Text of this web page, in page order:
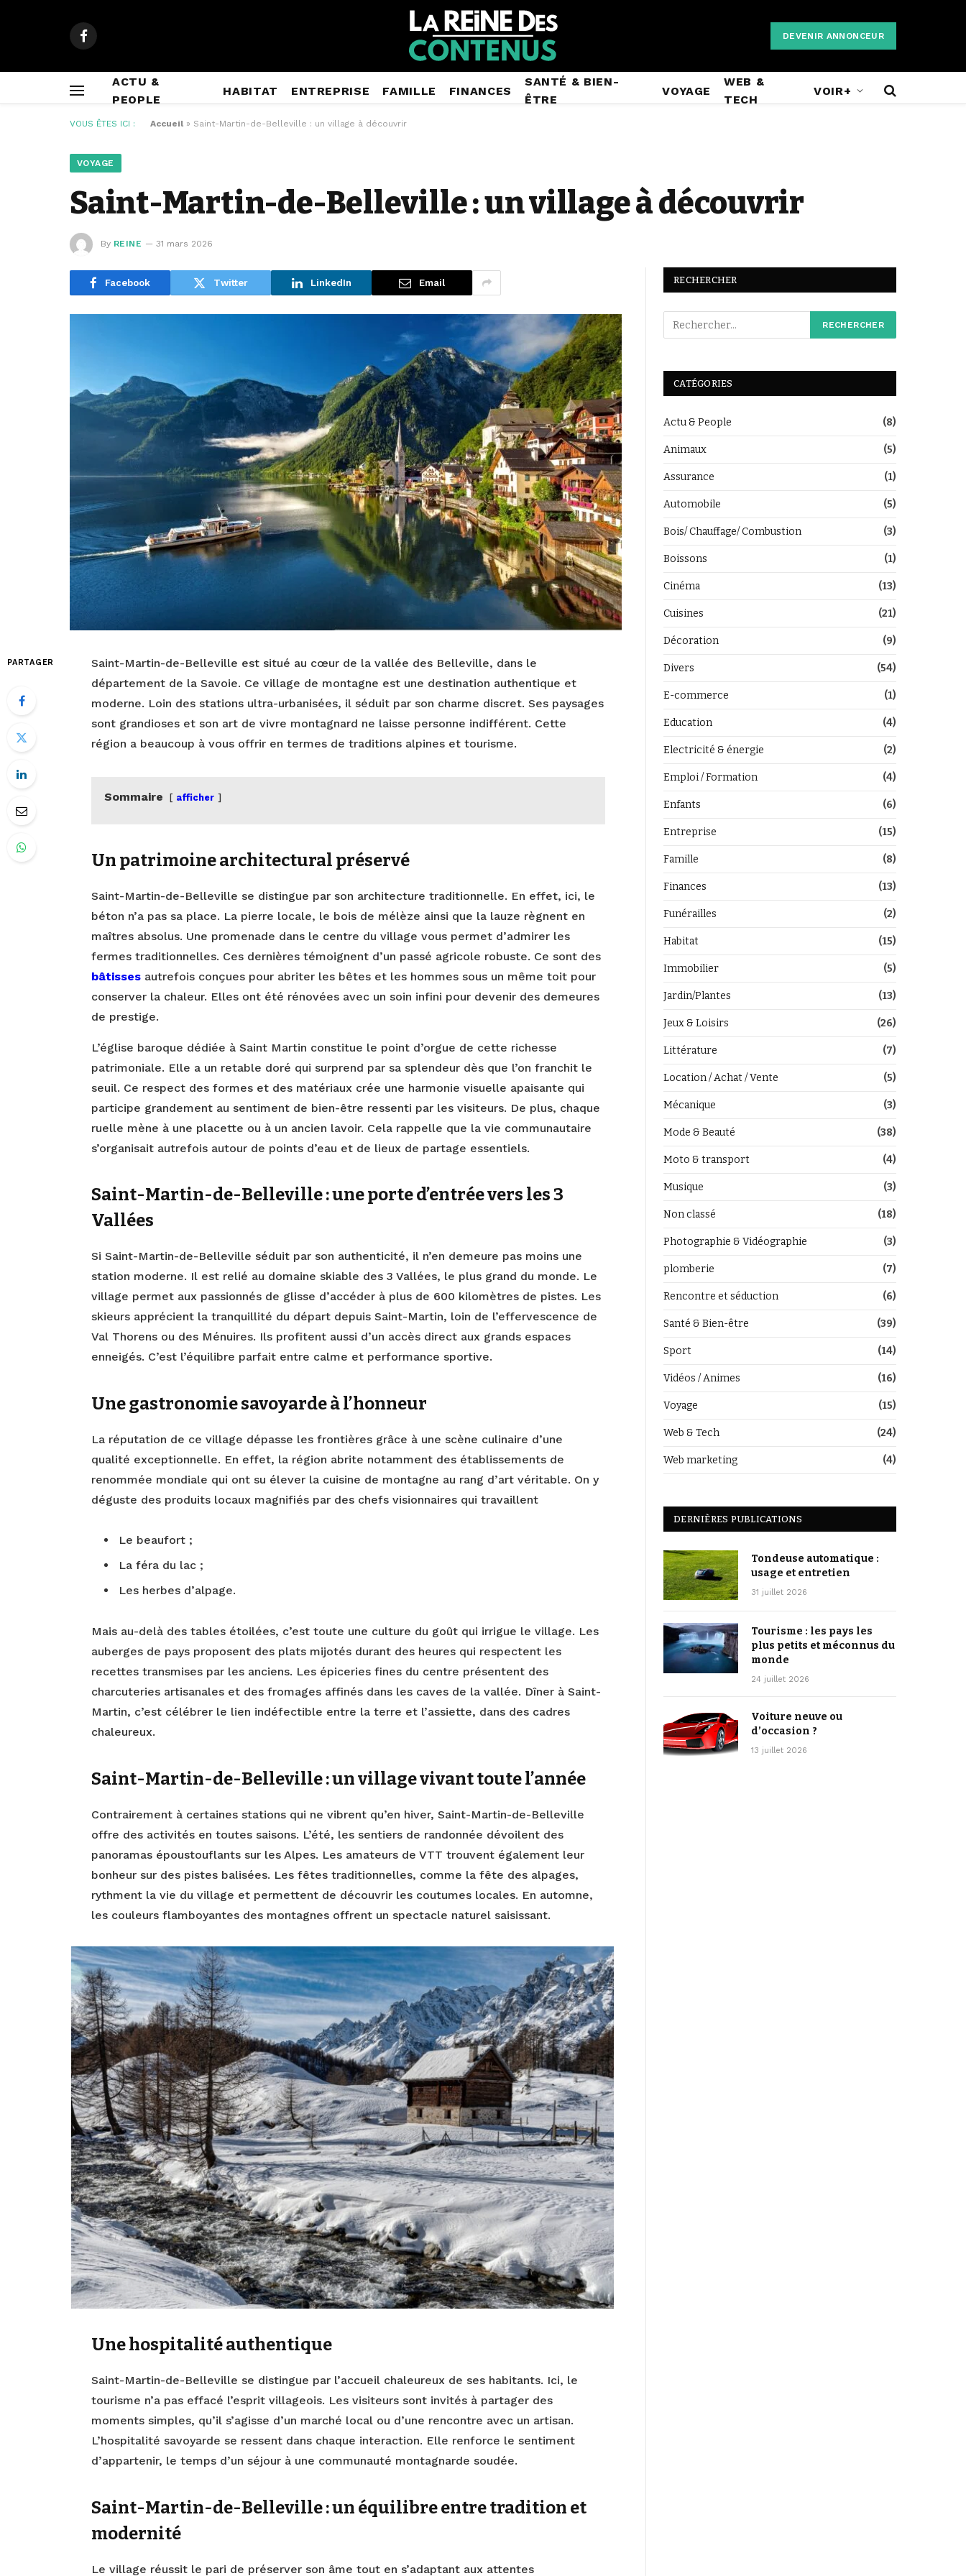
Facebook
DEVENIR ANNONCEUR
ACTU &
PEOPLE
HABITAT ENTREPRISE FAMILLE FINANCES
SANTÉ & BIEN-
ÊTRE
VOYAGE
WEB &
TECH
VOIR+
VOUS ÊTES ICI : Accueil » Saint-Martin-de-Belleville : un village à découvrir
VOYAGE
Saint-Martin-de-Belleville : un village à découvrir
By REINE 31 mars 2026
Facebook Twitter LinkedIn Email
PARTAGER
Saint-Martin-de-Belleville est situé au cœur de la vallée des Belleville, dans le
département de la Savoie. Ce village de montagne est une destination authentique et
moderne. Loin des stations ultra-urbanisées, il séduit par son charme discret. Ses paysages
sont grandioses et son art de vivre montagnard ne laisse personne indifférent. Cette
région a beaucoup à vous offrir en termes de traditions alpines et tourisme.
Sommaire afficher
Un patrimoine architectural préservé
Saint-Martin-de-Belleville se distingue par son architecture traditionnelle. En effet, ici, le
béton n’a pas sa place. La pierre locale, le bois de mélèze ainsi que la lauze règnent en
maîtres absolus. Une promenade dans le centre du village vous permet d’admirer les
fermes traditionnelles. Ces dernières témoignent d’un passé agricole robuste. Ce sont des
bâtisses autrefois conçues pour abriter les bêtes et les hommes sous un même toit pour
conserver la chaleur. Elles ont été rénovées avec un soin infini pour devenir des demeures
de prestige.
L’église baroque dédiée à Saint Martin constitue le point d’orgue de cette richesse
patrimoniale. Elle a un retable doré qui surprend par sa splendeur dès que l’on franchit le
seuil. Ce respect des formes et des matériaux crée une harmonie visuelle apaisante qui
participe grandement au sentiment de bien-être ressenti par les visiteurs. De plus, chaque
ruelle mène à une placette ou à un ancien lavoir. Cela rappelle que la vie communautaire
s’organisait autrefois autour de points d’eau et de lieux de partage essentiels.
Saint-Martin-de-Belleville : une porte d’entrée vers les 3
Vallées
Si Saint-Martin-de-Belleville séduit par son authenticité, il n’en demeure pas moins une
station moderne. Il est relié au domaine skiable des 3 Vallées, le plus grand du monde. Le
village permet aux passionnés de glisse d’accéder à plus de 600 kilomètres de pistes. Les
skieurs apprécient la tranquillité du départ depuis Saint-Martin, loin de l’effervescence de
Val Thorens ou des Ménuires. Ils profitent aussi d’un accès direct aux grands espaces
enneigés. C’est l’équilibre parfait entre calme et performance sportive.
Une gastronomie savoyarde à l’honneur
La réputation de ce village dépasse les frontières grâce à une scène culinaire d’une
qualité exceptionnelle. En effet, la région abrite notamment des établissements de
renommée mondiale qui ont su élever la cuisine de montagne au rang d’art véritable. On y
déguste des produits locaux magnifiés par des chefs visionnaires qui travaillent
Le beaufort ;
La féra du lac ;
Les herbes d’alpage.
Mais au-delà des tables étoilées, c’est toute une culture du goût qui irrigue le village. Les
auberges de pays proposent des plats mijotés durant des heures qui respectent les
recettes transmises par les anciens. Les épiceries fines du centre présentent des
charcuteries artisanales et des fromages affinés dans les caves de la vallée. Dîner à Saint-
Martin, c’est célébrer le lien indéfectible entre la terre et l’assiette, dans des cadres
chaleureux.
Saint-Martin-de-Belleville : un village vivant toute l’année
Contrairement à certaines stations qui ne vibrent qu’en hiver, Saint-Martin-de-Belleville
offre des activités en toutes saisons. L’été, les sentiers de randonnée dévoilent des
panoramas époustouflants sur les Alpes. Les amateurs de VTT trouvent également leur
bonheur sur des pistes balisées. Les fêtes traditionnelles, comme la fête des alpages,
rythment la vie du village et permettent de découvrir les coutumes locales. En automne,
les couleurs flamboyantes des montagnes offrent un spectacle naturel saisissant.
Une hospitalité authentique
Saint-Martin-de-Belleville se distingue par l’accueil chaleureux de ses habitants. Ici, le
tourisme n’a pas effacé l’esprit villageois. Les visiteurs sont invités à partager des
moments simples, qu’il s’agisse d’un marché local ou d’une rencontre avec un artisan.
L’hospitalité savoyarde se ressent dans chaque interaction. Elle renforce le sentiment
d’appartenir, le temps d’un séjour à une communauté montagnarde soudée.
Saint-Martin-de-Belleville : un équilibre entre tradition et
modernité
Le village réussit le pari de préserver son âme tout en s’adaptant aux attentes
RECHERCHER
CATÉGORIES
Actu & People (8)
Animaux (5)
Assurance (1)
Automobile (5)
Bois/ Chauffage/ Combustion (3)
Boissons (1)
Cinéma (13)
Cuisines (21)
Décoration (9)
Divers (54)
E-commerce (1)
Education (4)
Electricité & énergie (2)
Emploi / Formation (4)
Enfants (6)
Entreprise (15)
Famille (8)
Finances (13)
Funérailles (2)
Habitat (15)
Immobilier (5)
Jardin/Plantes (13)
Jeux & Loisirs (26)
Littérature (7)
Location / Achat / Vente (5)
Mécanique (3)
Mode & Beauté (38)
Moto & transport (4)
Musique (3)
Non classé (18)
Photographie & Vidéographie (3)
plomberie (7)
Rencontre et séduction (6)
Santé & Bien-être (39)
Sport (14)
Vidéos / Animes (16)
Voyage (15)
Web & Tech (24)
Web marketing (4)
DERNIÈRES PUBLICATIONS
Tondeuse automatique :
usage et entretien
31 juillet 2026
Tourisme : les pays les
plus petits et méconnus du
monde
24 juillet 2026
Voiture neuve ou
d’occasion ?
13 juillet 2026